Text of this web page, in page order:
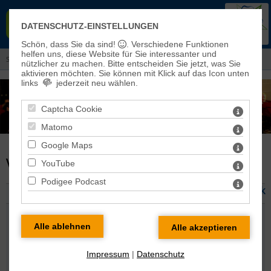
EISLEBEN-SÖMMERDA
Sie sind hier:Aktuelles> Konzerte
VERANSTALTUNG DETAILS
Adventskonzert mit der Kantorei Artern-Wiehe zurück
Donnerstag 03.12.2026 19:00 Uhr
Veranstaltungsort: St. Georg Kirche Langenroda
DATENSCHUTZ-EINSTELLUNGEN
Schön, dass Sie da sind!
. Verschiedene Funktionen
helfen uns, diese Website für Sie interessanter und
nützlicher zu machen.
Bitte entscheiden Sie jetzt, was Sie
aktivieren möchten. Sie können mit Klick auf das Icon unten
links
jederzeit neu wählen.
Captcha Cookie
Matomo
Google Maps
YouTube
Podigee Podcast
Impressum | Datenschutz